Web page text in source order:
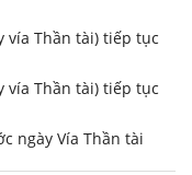
vía Thần tài) tiếp tục
vía Thần tài) tiếp tục
ngày Vía Thần tài